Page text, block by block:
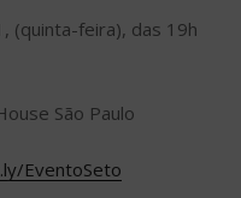
(quinta-feira), das 19h
São Paulo
EventoSeto